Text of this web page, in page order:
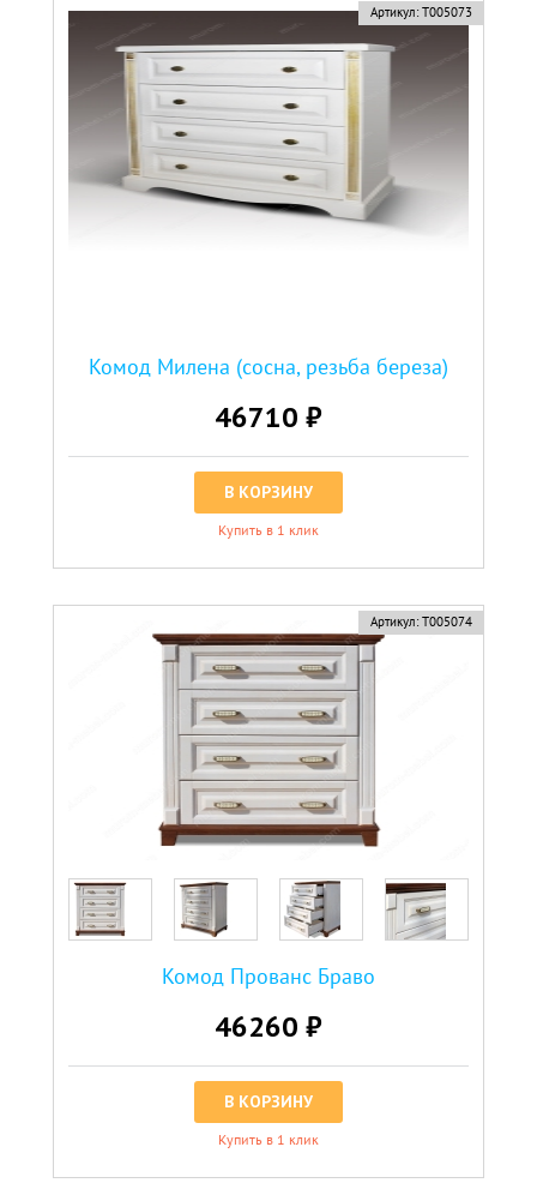
Артикул: Т005073
Комод Милена (сосна, резьба береза)
46710 ₽
В КОРЗИНУ
Купить в 1 клик
Артикул: Т005074
Комод Прованс Браво
46260 ₽
В КОРЗИНУ
Купить в 1 клик